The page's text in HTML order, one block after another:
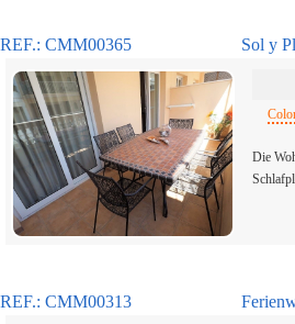
REF.: CMM00365 Sol y
Die
REF.: CMM00313